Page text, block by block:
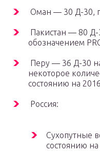
Оман — 30 Д-30,
Пакистан — 80 Д-
обозначением
Перу — 36 Д-30
некоторое
состоянию на
Россия:
Сухопутные
состоянию